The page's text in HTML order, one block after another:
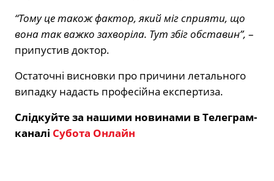
“Тому це також фактор, який міг сприяти, що
вона так важко захворіла. Тут збіг обставин”, –
припустив доктор.
Остаточні висновки про причини летального
випадку надасть професійна експертиза.
Слідкуйте за нашими новинами в Телеграм-
каналі Субота Онлайн